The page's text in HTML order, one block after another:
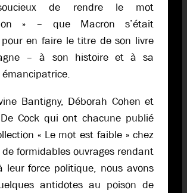
de rendre le mot
» – que Macron s’était
en faire le titre de son livre
– à son histoire et à sa
Bantigny, Déborah Cohen et
Cock qui ont chacune publié
« Le mot est faible » chez
formidables ouvrages rendant
leur force politique, nous avons
antidotes au poison de